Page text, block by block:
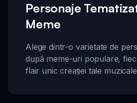
Personaje
Meme
Alege dintr-o varietate de
după meme-uri populare,
flair unic creației tale